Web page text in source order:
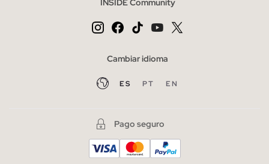
INSIDE Community
Cambiar idioma
ES PT EN
Pago seguro